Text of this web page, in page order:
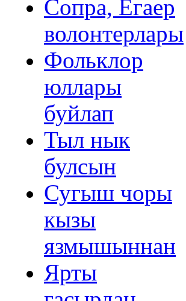
Сопра, Егаер
волонтерлары
Фольклор
юллары
буйлап
Тыл нык
булсын
Сугыш чоры
кызы
язмышыннан
Ярты